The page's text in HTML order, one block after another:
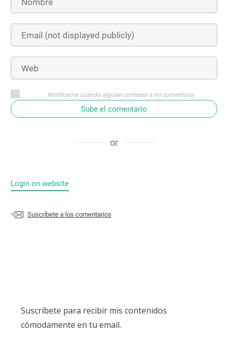
Notifícame cuando alguien conteste a mi comentario
Sube el comentario
or
Login on website
Suscríbete a los comentarios
Suscríbete para recibir mis contenidos
cómodamente en tu email.